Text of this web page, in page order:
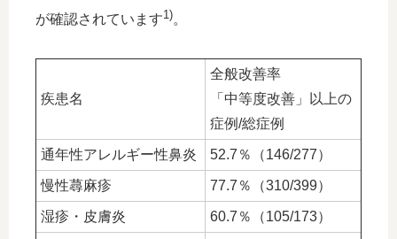
が確認されています1)。
疾患名
全般改善率
「中等度改善」以上の
症例/総症例
通年性アレルギー性鼻炎 52.7％（146/277）
慢性蕁麻疹 77.7％（310/399）
湿疹・皮膚炎 60.7％（105/173）